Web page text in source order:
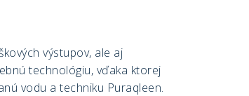
výstupov, ale aj
technológiu, vďaka ktorej
vodu a techniku Puraqleen.